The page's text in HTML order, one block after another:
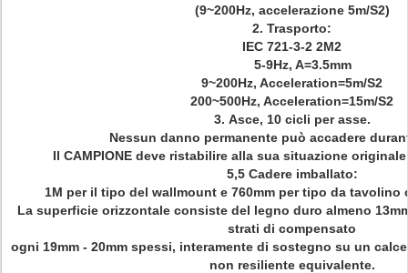
(9~200Hz, accelerazione 5m/S2)
2. Trasporto:
IEC 721-3-2 2M2
5-9Hz, A=3.5mm
9~200Hz, Acceleration=5m/S2
200~500Hz, Acceleration=15m/S2
3. Asce, 10 cicli per asse.
Nessun danno permanente può accadere
Il CAMPIONE deve ristabilire alla sua situazione
5,5 Cadere imballato:
1M per il tipo del wallmount e 760mm per tipo da tavolino
La superficie orizzontale consiste del legno duro almeno
strati di compensato
ogni 19mm - 20mm spessi, interamente di sostegno su un
non resiliente equivalente.